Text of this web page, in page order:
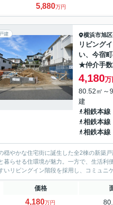
5,880万円
建 横浜市旭区
リビング
い、今宿
★仲介手
4,180万
80.52㎡～
建
相鉄本線
相鉄本線
相鉄本線
穏やかな住宅街に誕生した全2棟の新築
らせる住環境が魅力。一方で、生活利便施設も点
いリビングイン階段を採用し、コミュニ
価格
4,180万円